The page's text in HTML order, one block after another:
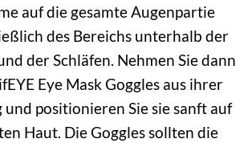
auf die gesamte Augenpartie
des Bereichs unterhalb der
der Schläfen. Nehmen Sie dann
Eye Mask Goggles aus ihrer
positionieren Sie sie sanft auf
Haut. Die Goggles sollten die